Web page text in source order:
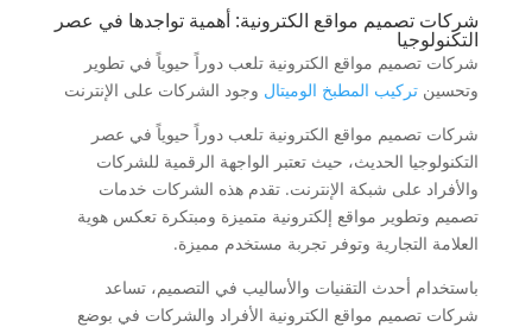
شركات تصميم مواقع الكترونية: أهمية تواجدها في عصر
التكنولوجيا
شركات تصميم مواقع الكترونية تلعب دوراً حيوياً في تطوير
وتحسين تركيب المطبخ الوميتال وجود الشركات على الإنترنت
شركات تصميم مواقع الكترونية تلعب دوراً حيوياً في عصر
التكنولوجيا الحديث، حيث تعتبر الواجهة الرقمية للشركات
والأفراد على شبكة الإنترنت. تقدم هذه الشركات خدمات
تصميم وتطوير مواقع إلكترونية متميزة ومبتكرة تعكس هوية
العلامة التجارية وتوفر تجربة مستخدم مميزة.
باستخدام أحدث التقنيات والأساليب في التصميم، تساعد
شركات تصميم مواقع الكترونية الأفراد والشركات في بوضع